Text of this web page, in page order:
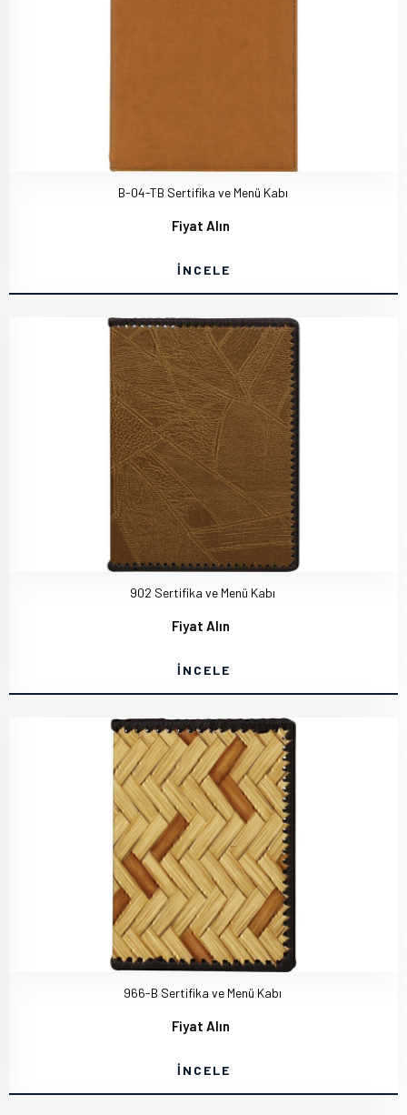
B-04-TB Sertifika ve Menü Kabı
Fiyat Alın
İNCELE
902 Sertifika ve Menü Kabı
Fiyat Alın
İNCELE
966-B Sertifika ve Menü Kabı
Fiyat Alın
İNCELE